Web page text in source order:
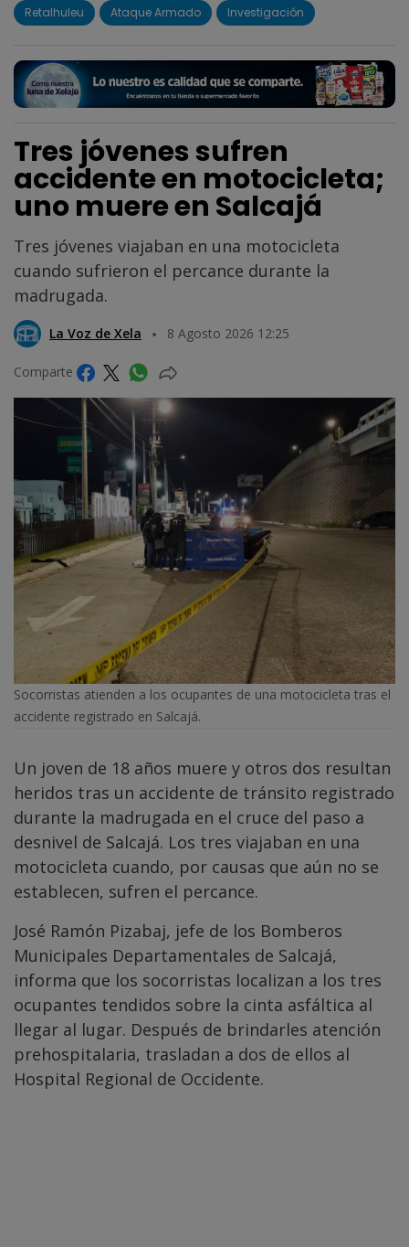
Retalhuleu Ataque Armado Investigación
Tres jóvenes sufren
accidente en motocicleta;
uno muere en Salcajá
Tres jóvenes viajaban en una motocicleta
cuando sufrieron el percance durante la
madrugada.
La Voz de Xela 8 Agosto 2026 12:25
Comparte
Socorristas atienden a los ocupantes de una motocicleta tras el
accidente registrado en Salcajá.
Un joven de 18 años muere y otros dos resultan
heridos tras un accidente de tránsito registrado
durante la madrugada en el cruce del paso a
desnivel de Salcajá. Los tres viajaban en una
motocicleta cuando, por causas que aún no se
establecen, sufren el percance.
José Ramón Pizabaj, jefe de los Bomberos
Municipales Departamentales de Salcajá,
informa que los socorristas localizan a los tres
ocupantes tendidos sobre la cinta asfáltica al
llegar al lugar. Después de brindarles atención
prehospitalaria, trasladan a dos de ellos al
Hospital Regional de Occidente.